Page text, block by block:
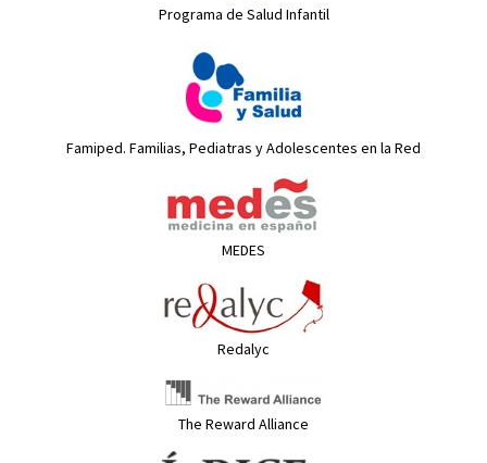
Programa de Salud Infantil
Famiped. Familias, Pediatras y Adolescentes en la Red
MEDES
Redalyc
The Reward Alliance